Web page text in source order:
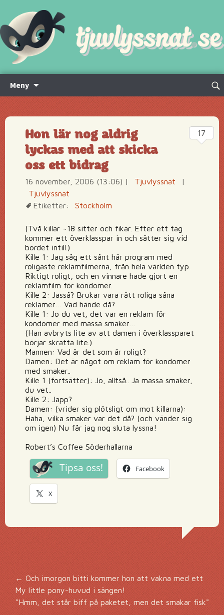
Meny
innehåll
Sök
Hon lär nog aldrig
lyckas med att skicka
oss ett bidrag
16 november, 2006 (13:06) | Tjuvlyssnat
|
Tjuvlyssnat
Etiketter:
Stockholm
(Två killar ~18 sitter och fikar. Efter ett tag
kommer ett överklasspar in och sätter sig vid
bordet intill.)
Kille 1: Jag såg ett sånt här program med
roligaste reklamfilmerna, från hela världen typ.
Riktigt roligt, och en vinnare hade gjort en
reklamfilm för kondomer.
Kille 2: Jasså? Brukar vara rätt roliga såna
reklamer… Vad hände då?
Kille 1: Jo du vet, det var en reklam för
kondomer med massa smaker…
(Han avbryts lite av att damen i överklassparet
börjar skratta lite.)
Mannen: Vad är det som är roligt?
Damen: Det är något om reklam för kondomer
med smaker..
Kille 1 (fortsätter): Jo, alltså.. Ja massa smaker,
du vet..
Kille 2: Japp?
Damen: (vrider sig plötsligt om mot killarna):
Haha, vilka smaker var det då? (och vänder sig
om igen) Nu får jag nog sluta lyssna!
Robert’s Coffee Söderhallarna
Tipsa oss! Facebook
X
17
Inläggsnavigering
←Och imorgon bitti kommer hon att vakna med ett
My little pony-huvud i sängen!
"Hmm, det står biff på paketet, men det smakar fisk"